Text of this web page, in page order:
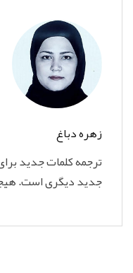
زهره دباغ
ترجمه کلمات جدید
جدید دیگری است.